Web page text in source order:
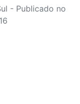
- Publicado no